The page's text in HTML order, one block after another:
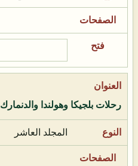
رحلات بلجيكا وهولندا والدنمارك
المجلد العاشر